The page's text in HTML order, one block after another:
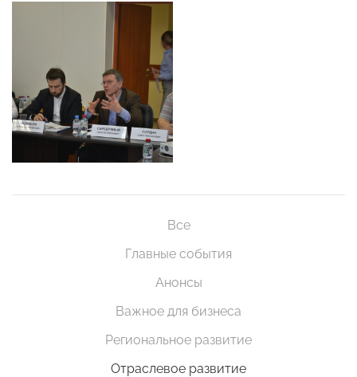
Все
Главные события
Анонсы
Важное для бизнеса
Региональное развитие
Отраслевое развитие